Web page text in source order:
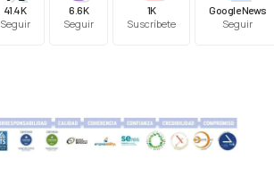
41.4K
Seguir
6.6K
Seguir
1K
Suscríbete
Google News
Seguir